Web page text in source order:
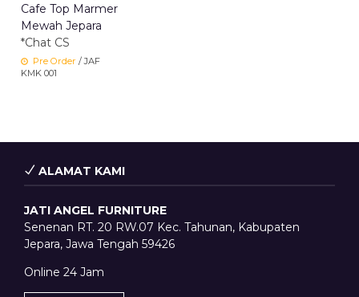
Cafe Top Marmer
Mewah Jepara
*Chat CS
Pre Order / JAF
KMK 001
ALAMAT KAMI
JATI ANGEL FURNITURE
Senenan RT. 20 RW.07 Kec. Tahunan, Kabupaten
Jepara, Jawa Tengah 59426
Online 24 Jam